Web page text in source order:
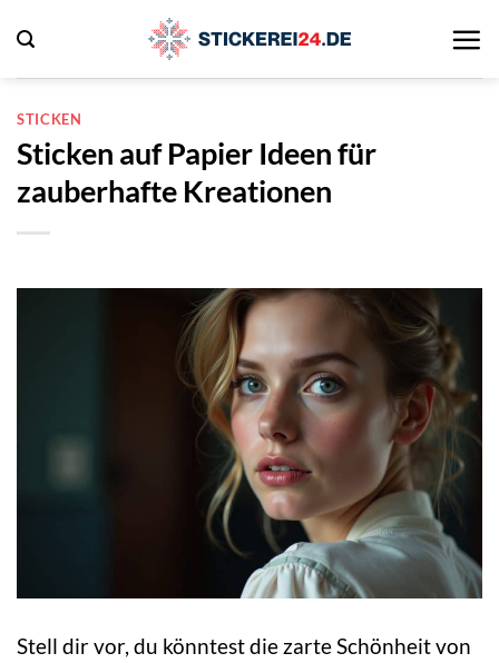
Inhalt
springen
STICKEN
Sticken auf Papier Ideen für
zauberhafte Kreationen
Stell dir vor, du könntest die zarte Schönheit von